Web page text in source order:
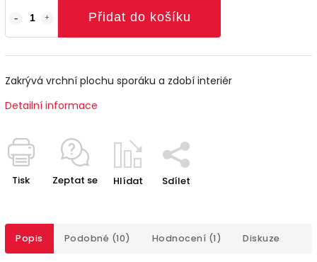
Přidat do košíku
Zakrývá vrchní plochu sporáku a zdobí interiér
Detailní informace
Tisk Zeptat se Hlídat Sdílet
Popis Podobné (10) Hodnocení (1) Diskuze